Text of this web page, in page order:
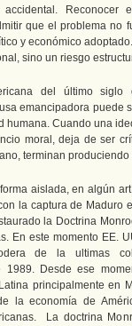
Reconocer
que el problema no
y económico
sino un riesgo
del último
emancipadora puede
humana. Cuando una
moral, deja de ser
terminan
aislada, en algún
la captura de Maduro
la Doctrina
En este momento EE.
de la ultimas
1989. Desde ese
principalmente en
la economía de
La doctrina